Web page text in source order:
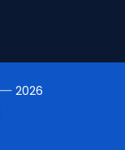
2026